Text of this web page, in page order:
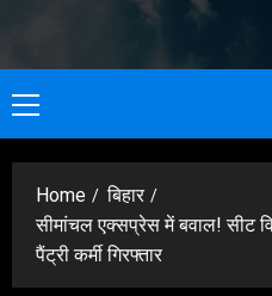
Primary
Menu
Home
बिहार
सीमांचल एक्सप्रेस में बवाल! सीट
पैंट्री कर्मी गिरफ्तार